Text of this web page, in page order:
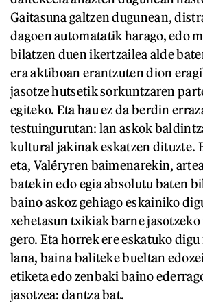
Gaitasuna galtzen dugunean,
dagoen automatatik harago, edo
bilatzen duen ikertzailea alde
era aktiboan erantzuten dion
jasotze hutsetik sorkuntzaren
egiteko. Eta hau ez da berdin
testuingurutan: lan askok
kultural jakinak eskatzen dituzte.
eta, Valéryren baimenarekin,
batekin edo egia absolutu baten
baino askoz gehiago eskainiko
xehetasun txikiak barne
gero. Eta horrek ere eskatuko
lana, baina baliteke bueltan
etiketa edo zenbaki baino
jasotzea: dantza bat.